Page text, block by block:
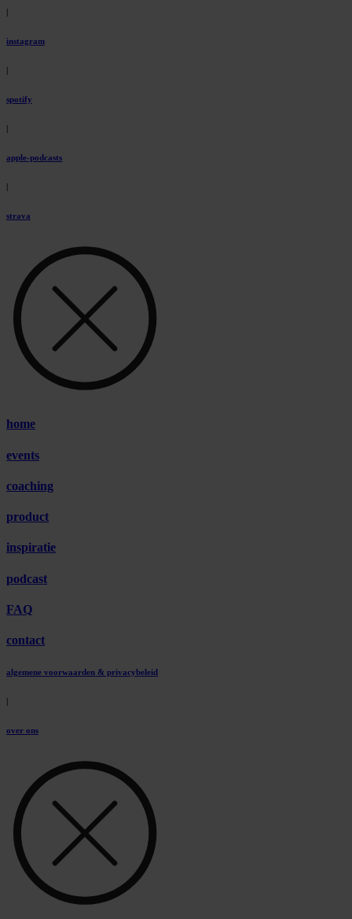
instagram
|
spotify
|
apple-podcasts
|
strava
home
events
coaching
product
inspiratie
podcast
FAQ
contact
algemene voorwaarden & privacybeleid
|
over ons